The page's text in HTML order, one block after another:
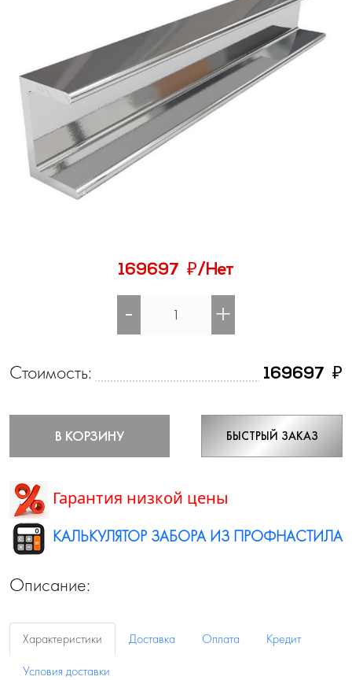
169697 ₽/Нет
- +
Стоимость: 169697 ₽
В КОРЗИНУ БЫСТРЫЙ ЗАКАЗ
Гарантия низкой цены
КАЛЬКУЛЯТОР ЗАБОРА ИЗ ПРОФНАСТИЛА
Описание:
Характеристики Доставка Оплата
Кредит
Условия доставки